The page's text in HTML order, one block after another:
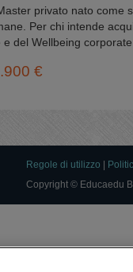
privato nato come
Per chi intende
e del Wellbeing
€
Regole di utilizzo
Copyright © Educaedu